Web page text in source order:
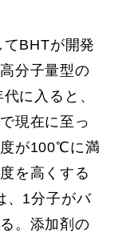
BHTが開発
分子量型の
に入ると、
現在に至っ
が100℃に満
を高くする
、1分子がバ
。添加剤の